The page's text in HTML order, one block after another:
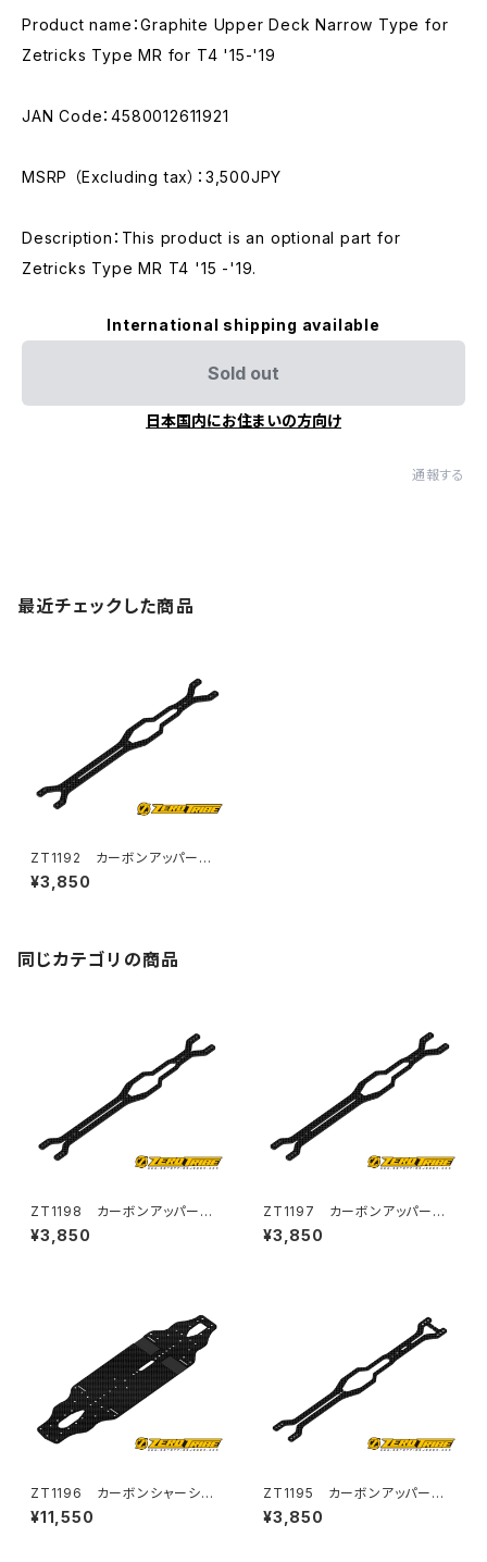
Product name：Graphite Upper Deck Narrow Type for
Zetricks Type MR for T4 '15-'19
JAN Code：4580012611921
MSRP （Excluding tax）：3,500JPY
Description：This product is an optional part for
Zetricks Type MR T4 '15 -'19.
International shipping available
Sold out
日本国内にお住まいの方向け
通報する
最近チェックした商品
ZT1192 カーボンアッパーデッ
キナロータイプ Zetricks Ty
pe MR T4 '15-'19用
¥3,850
同じカテゴリの商品
ZT1198 カーボンアッパーデッ
キナロータイプ Zetricks Ty
pe MR T4 '20-'21用
¥3,850
ZT1197 カーボンアッパーデッ
キ Zetricks Type MR T4
'20-'21用
¥3,850
ZT1196 カーボンシャーシ
Zetricks Type MR T4 '20-
'21用
¥11,550
ZT1195 カーボンアッパーデッ
キナロータイプ Zetricks Ty
pe MID T4 '20-'21用
¥3,850